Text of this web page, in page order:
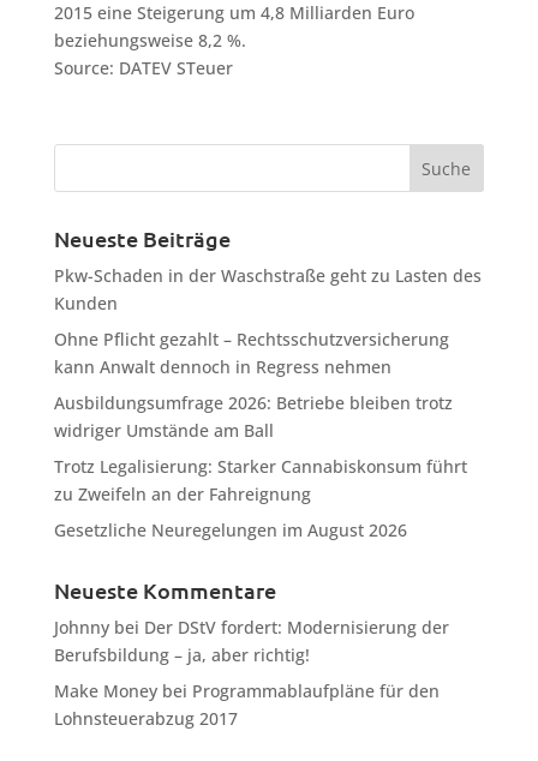
2015 eine Steigerung um 4,8 Milliarden Euro
beziehungsweise 8,2 %.
Source: DATEV STeuer
Neueste Beiträge
Pkw-Schaden in der Waschstraße geht zu Lasten des
Kunden
Ohne Pflicht gezahlt – Rechtsschutzversicherung
kann Anwalt dennoch in Regress nehmen
Ausbildungsumfrage 2026: Betriebe bleiben trotz
widriger Umstände am Ball
Trotz Legalisierung: Starker Cannabiskonsum führt
zu Zweifeln an der Fahreignung
Gesetzliche Neuregelungen im August 2026
Neueste Kommentare
Johnnybei Der DStV fordert: Modernisierung der
Berufsbildung – ja, aber richtig!
Make Moneybei Programmablaufpläne für den
Lohnsteuerabzug 2017